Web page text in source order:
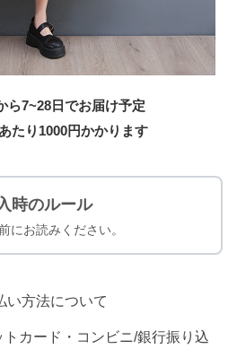
ら7~28日でお届け予定
たり 1000円かかります
時のルール
にお読みください。
い方法について
カード・コンビニ/銀行振り込